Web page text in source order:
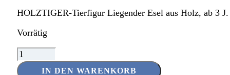
HOLZTIGER-Tierfigur Liegender Esel aus Holz, ab 3 J.
Vorrätig
Holztier
–
IN DEN WARENKORB